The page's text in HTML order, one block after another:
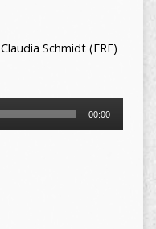
Claudia Schmidt (ERF)
00:00